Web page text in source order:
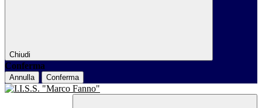
Chiudi
Conferma
Annulla Conferma